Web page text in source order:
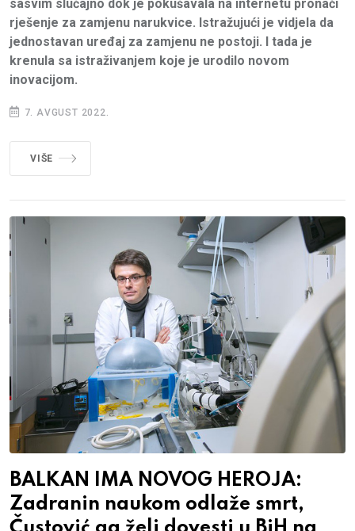
sasvim slučajno dok je pokušavala na internetu pronaći
rješenje za zamjenu narukvice. Istražujući je vidjela da
jednostavan uređaj za zamjenu ne postoji. I tada je
krenula sa istraživanjem koje je urodilo novom
inovacijom.
7. AVGUST 2022.
VIŠE
BALKAN IMA NOVOG HEROJA:
Zadranin naukom odlaže smrt,